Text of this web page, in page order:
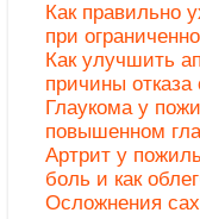
Как правильно
при
Как улучшить
причины
Глаукома у
повышенном
Артрит у
боль и как
Осложнения